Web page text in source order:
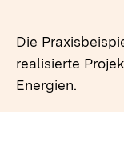
Die
realisierte
Energien.